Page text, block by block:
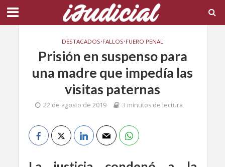
DESTACADOS•FALLOS•FUERO PENAL
Prisión en suspenso para
una madre que impedía las
visitas paternas
22 de agosto de 2019 3 minutos de lectura